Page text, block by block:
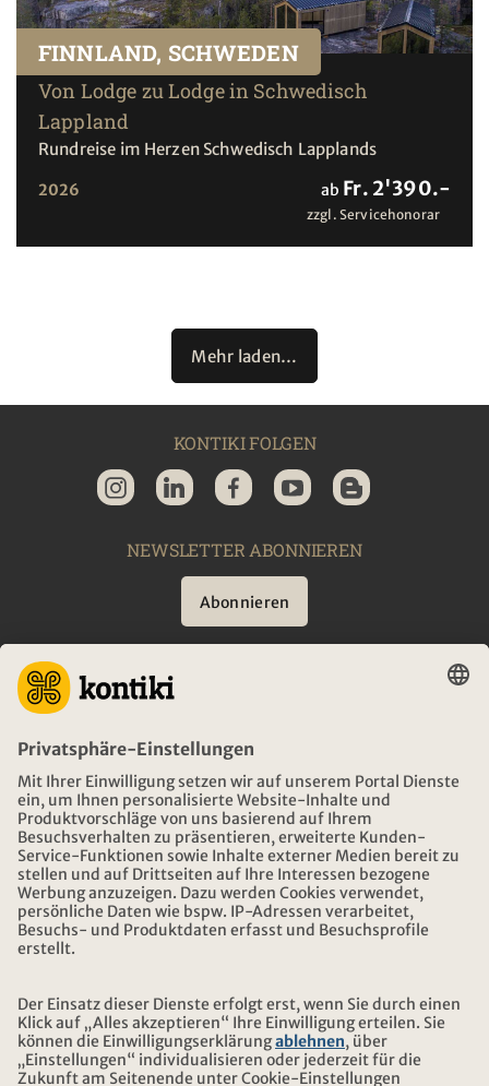
FINNLAND, SCHWEDEN
Von Lodge zu Lodge in Schwedisch
Lappland
Rundreise im Herzen Schwedisch Lapplands
2026 ab Fr. 2'390.-
zzgl. Servicehonorar
Mehr laden…
KONTIKI FOLGEN
NEWSLETTER ABONNIEREN
Abonnieren
BERATUNG
NOTFALL AUF REISEN
ÖFFNUNGSZEITEN KONTIKI REISEN
DOWNLOAD UND LINKS
ADRESSE
ÜBER KONTIKI
ZERTIFIZIERUNG
UNSERE PARTNER